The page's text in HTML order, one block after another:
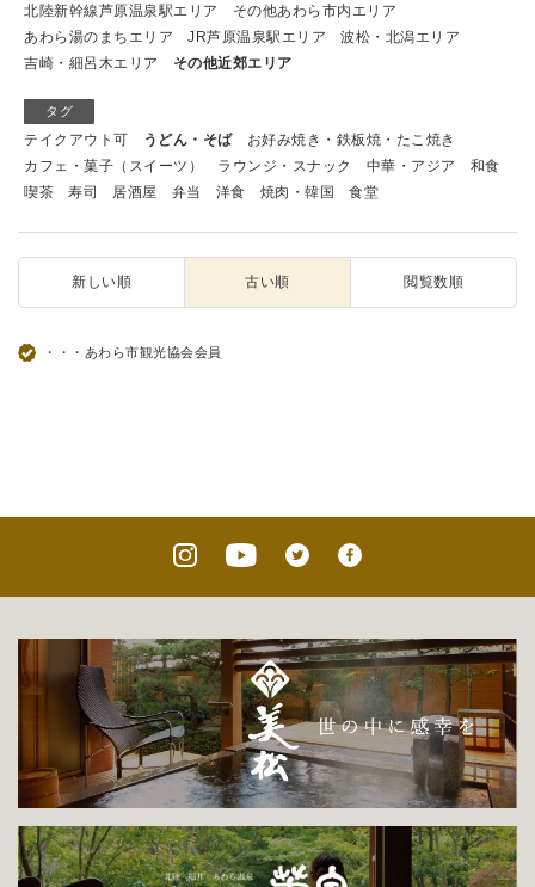
北陸新幹線芦原温泉駅エリア
その他あわら市内エリア
あわら湯のまちエリア
JR芦原温泉駅エリア
波松・北潟エリア
吉崎・細呂木エリア
その他近郊エリア
タグ
テイクアウト可 うどん・そば
お好み焼き・鉄板焼・たこ焼き
カフェ・菓子（スイーツ）
ラウンジ・スナック 中華・アジア
和食
喫茶
寿司 居酒屋 弁当 洋食 焼肉・韓国 食堂
新しい順 古い順 閲覧数順
・・・あわら市観光協会会員